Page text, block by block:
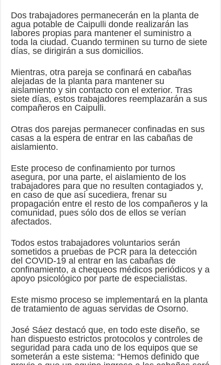
Dos trabajadores permanecerán en la planta de
agua potable de Caipulli donde realizarán las
labores propias para mantener el suministro a
toda la ciudad. Cuando terminen su turno de siete
días, se dirigirán a sus domicilios.
Mientras, otra pareja se confinará en cabañas
alejadas de la planta para mantener su
aislamiento y sin contacto con el exterior. Tras
siete días, estos trabajadores reemplazarán a sus
compañeros en Caipulli.
Otras dos parejas permanecer confinadas en sus
casas a la espera de entrar en las cabañas de
aislamiento.
Este proceso de confinamiento por turnos
asegura, por una parte, el aislamiento de los
trabajadores para que no resulten contagiados y,
en caso de que así sucediera, frenar su
propagación entre el resto de los compañeros y la
comunidad, pues sólo dos de ellos se verían
afectados.
Todos estos trabajadores voluntarios serán
sometidos a pruebas de PCR para la detección
del COVID-19 al entrar en las cabañas de
confinamiento, a chequeos médicos periódicos y a
apoyo psicológico por parte de especialistas.
Este mismo proceso se implementará en la planta
de tratamiento de aguas servidas de Osorno.
José Sáez destacó que, en todo este diseño, se
han dispuesto estrictos protocolos y controles de
seguridad para cada uno de los equipos que se
someterán a este sistema: “Hemos definido que